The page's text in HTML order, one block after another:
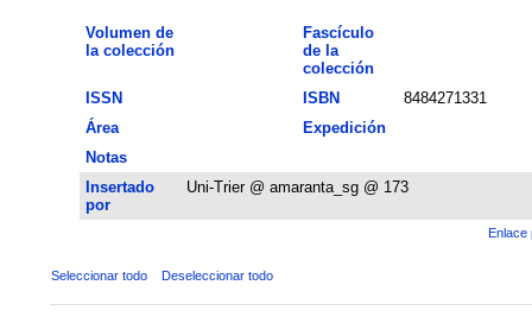
Volumen de
la colección
Fascículo
de la
colección
ISSN
ISBN
8484271331
Área
Expedición
Notas
Insertado
por
Uni-Trier @ amaranta_sg @ 173
Enlace
Seleccionar todo Deseleccionar todo